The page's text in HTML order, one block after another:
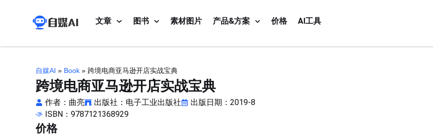
文章 图书 素材图片 产品&方案 价格 AI工具
自媒AI » Book » 跨境电商亚马逊开店实战宝典
跨境电商亚马逊开店实战宝典
作者：曲亮 出版社：电子工业出版社
出版日期：2019-8
ISBN：9787121368929
价格